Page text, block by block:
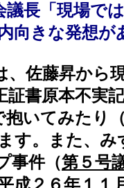
議長「現場で
向きな発想が
、佐藤昇から
証書原本不実
抱いてみたり
す。また、み
事件（第５号
成２６年１１